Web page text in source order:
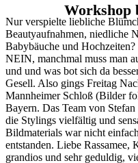
ein...
Workshop
Nur verspielte liebliche
Beautyaufnahmen, niedliche
Babybäuche und Hochzeiten?
NEIN, manchmal muss man
und und was bot sich da
Gesell. Also gings Freitag
Mannheimer Schloß (Bilder
Bayern. Das Team von
die Stylings vielfältig und
Bildmaterials war nicht
entstanden. Liebe
grandios und sehr geduldig,